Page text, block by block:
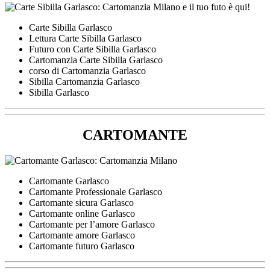
Carte Sibilla Garlasco
Lettura Carte Sibilla Garlasco
Futuro con Carte Sibilla Garlasco
Cartomanzia Carte Sibilla Garlasco
corso di Cartomanzia Garlasco
Sibilla Cartomanzia Garlasco
Sibilla Garlasco
CARTOMANTE
Cartomante Garlasco
Cartomante Professionale Garlasco
Cartomante sicura Garlasco
Cartomante online Garlasco
Cartomante per l’amore Garlasco
Cartomante amore Garlasco
Cartomante futuro Garlasco